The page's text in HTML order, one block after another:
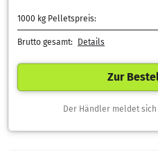
1000 kg Pelletspreis:
Brutto gesamt: Details
Zur
Der Händler meldet